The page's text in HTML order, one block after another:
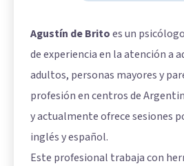
Agustín de Britoes un
de experiencia en la atención a
adultos, personas mayores y
profesión en centros de
y actualmente ofrece sesiones
inglés y español.
Este profesional trabaja con